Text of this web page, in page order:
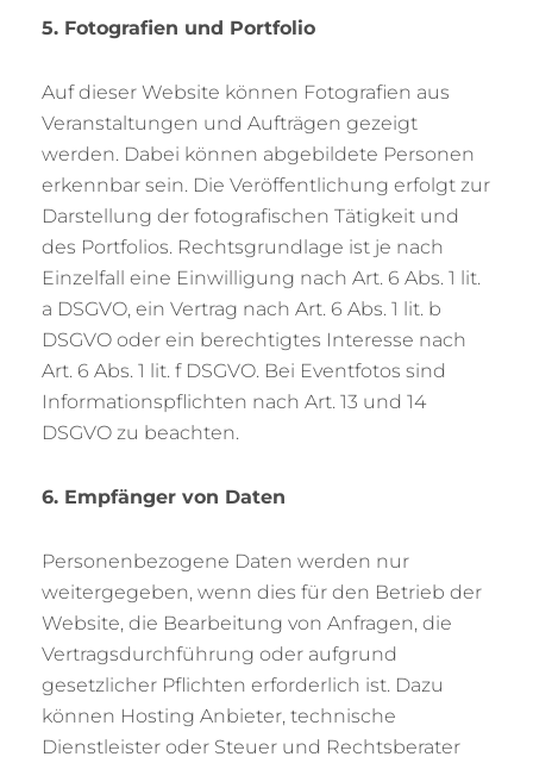
5. Fotografien und Portfolio
Auf dieser Website können Fotografien aus
Veranstaltungen und Aufträgen gezeigt
werden. Dabei können abgebildete Personen
erkennbar sein. Die Veröffentlichung erfolgt zur
Darstellung der fotografischen Tätigkeit und
des Portfolios. Rechtsgrundlage ist je nach
Einzelfall eine Einwilligung nach Art. 6 Abs. 1 lit.
a DSGVO, ein Vertrag nach Art. 6 Abs. 1 lit. b
DSGVO oder ein berechtigtes Interesse nach
Art. 6 Abs. 1 lit. f DSGVO. Bei Eventfotos sind
Informationspflichten nach Art. 13 und 14
DSGVO zu beachten.
6. Empfänger von Daten
Personenbezogene Daten werden nur
weitergegeben, wenn dies für den Betrieb der
Website, die Bearbeitung von Anfragen, die
Vertragsdurchführung oder aufgrund
gesetzlicher Pflichten erforderlich ist. Dazu
können Hosting Anbieter, technische
Dienstleister oder Steuer und Rechtsberater